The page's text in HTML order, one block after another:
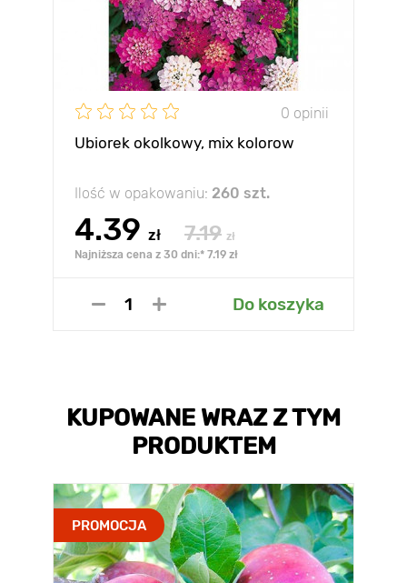
0 opinii
Ubiorek okolkowy, mix kolorow
Ilość w opakowaniu: 260 szt.
4.39 zł 7.19 zł
Najniższa cena z 30 dni:* 7.19 zł
Do koszyka
KUPOWANE WRAZ Z TYM
PRODUKTEM
PROMOCJA